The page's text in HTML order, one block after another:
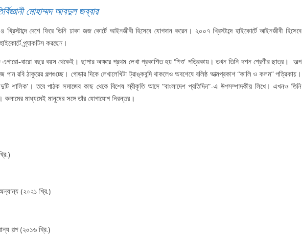
মোহাম্মদ আবদুল জব্বার
খ্রিস্টাব্দে দেশে ফিরে তিনি ঢাকা জজ কোর্টে আইনজীবী হিসেবে যোগদান করেন। ২০০৭ খ্রিস্টাব্দে হাইকোর্টে আইনজীবী হিসেবে
প্র্যাকটিস করছেন।
বারো বছর বয়স থেকেই। ছাপার অক্ষরে প্রথম লেখা প্রকাশিত হয় ‘শিশু’ পত্রিকায়। তখন তিনি দশন শ্রেণীর ছাত্র। অল্প
রবি ঠাকুরের গল্পগুচ্ছে। গোড়ার দিকে লেখালেখিটা ট্রাঙ্কবন্দি থাকলেও অবশেষে বলিষ্ঠ আত্মপ্রকাশ “কালি ও কলম” পত্রিকায়।
শালিক’। তবে পাঠক সমাজের কাছ থেকে বিশেষ স্বীকৃতি আসে “বাংলাদেশ প্রতিদিন”-এ উপসম্পাদকীয় লিখে। এখনও তিনি
মাধ্যমেই মানুষের সঙ্গে তাঁর যোগাযোগ নিরন্তর।
অন্যান্য (২০২১ খ্রি.)
গল্প (২০১৬ খ্রি.)